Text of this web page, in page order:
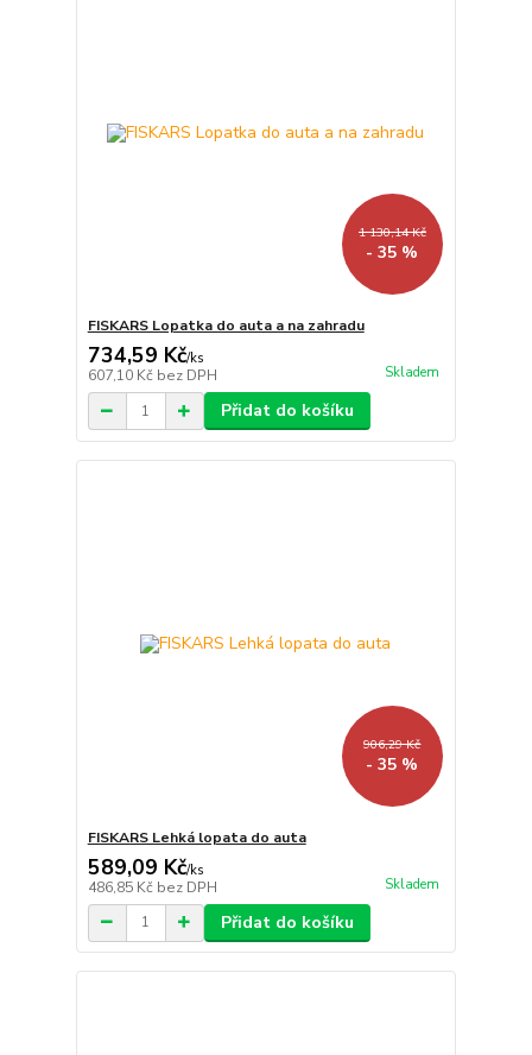
1 130,14 Kč
- 35 %
FISKARS Lopatka do auta a na zahradu
734,59 Kč/ks
607,10 Kč bez DPH Skladem
Přidat do košíku
906,29 Kč
- 35 %
FISKARS Lehká lopata do auta
589,09 Kč/ks
486,85 Kč bez DPH Skladem
Přidat do košíku